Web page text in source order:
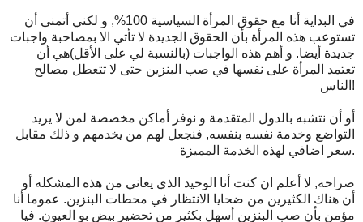
في البداية أنا مع حقوق المرأة السياسية 100%, و لكني أتمنى أن
تستوعب هذه المرأة بأن الحقوق الجديدة لا تأتي الا بمصاحبة واجبات
جديدة أيضا. و أهم هذه الواجبات (بالنسبة لي على الأقل)هي أن
تعتمد المرأة على نفسها في صب البنزين حتى لا تتعطل مصالح
الناس!
أو أن نتشبه بالدول المتقدمة و نوفر أماكن مخصصة لمن لا يريد
التواضع وخدمة نفسه بنفسه, فنجعل لهم من يخدمهم و ذلك مقابل
سعر اضافي لهذه الخدمة المميزة.
صراحه, لا أعلم ان كنت أنا الوحيد الذي يعاني من هذه المشكله أو
أن هناك الكثيرين من ضحايا الانتظار في محطات البنزين. عموما أنا
مؤمن بأن صب البنزين أسهل بكثير من تحضير بيض بو العيون. فيا